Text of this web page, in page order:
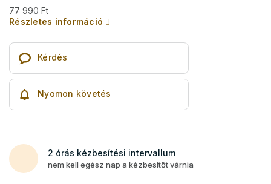
77 990 Ft
Részletes információ
Kérdés
Nyomon követés
2 órás kézbesítési intervallum
nem kell egész nap a kézbesítőt várnia